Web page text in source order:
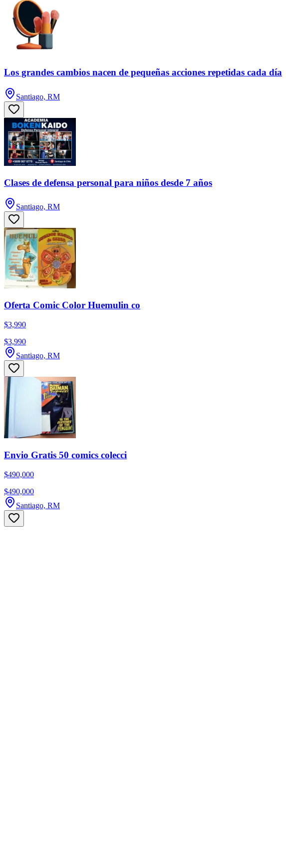
Los grandes cambios nacen de pequeñas acciones repetidas cada día
Santiago, RM
Clases de defensa personal para niños desde 7 años
Santiago, RM
Oferta Comic Color Huemulin co
$3,990
$3,990
Santiago, RM
Envio Gratis 50 comics colecci
$490,000
$490,000
Santiago, RM